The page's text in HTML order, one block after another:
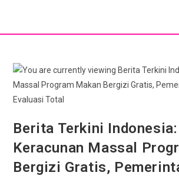
Berita Terkini Indonesia:
Keracunan Massal
Bergizi Gratis,